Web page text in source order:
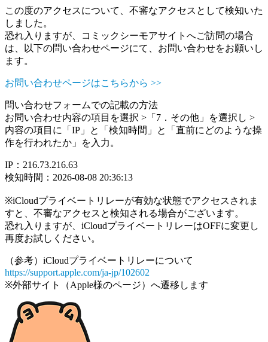
この度のアクセスについて、不審なアクセスとして検知いた
しました。
恐れ入りますが、コミックシーモアサイトへご訪問の場合
は、以下の問い合わせページにて、お問い合わせをお願いし
ます。
お問い合わせページはこちらから >>
問い合わせフォームでの記載の方法
お問い合わせ内容の項目を選択 >「7．その他」を選択し >
内容の項目に「IP」と「検知時間」と「直前にどのような操
作を行われたか」を入力。
IP：216.73.216.63
検知時間：2026-08-08 20:36:13
※iCloudプライベートリレーが有効な状態でアクセスされま
すと、不審なアクセスと検知される場合がございます。
恐れ入りますが、iCloudプライベートリレーはOFFに変更し
再度お試しください。
（参考）iCloudプライベートリレーについて
https://support.apple.com/ja-jp/102602
※外部サイト（Apple様のページ）へ遷移します